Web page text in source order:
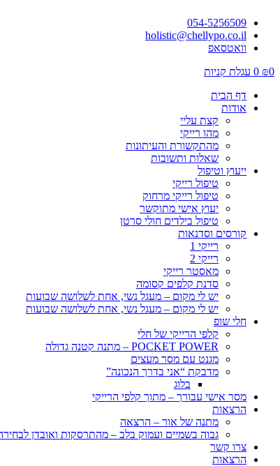
054-5256509
holistic@chellypo.co.il
וואטסאפ
₪0
0 עגלת קניות
דף הבית
אודות
קצת עליי
מהו רייקי
מהתקשורת והעיתונות
שאלות ותשובות
ייעוץ וטיפול
טיפול רייקי
טיפול רייקי מרחוק
יעוץ אישי מתוקשר
טיפול בילדים חולי סרטן
קורסים וסדנאות
רייקי 1
רייקי 2
מאסטר רייקי
סדנת קלפים קסומה
יש לי מקום – מעגל נשי, אחת לשלושה שבועות
יש לי מקום – מעגל נשי, אחת לשלושה שבועות
חלי שופ
קלפי הרייקי של חלי
POCKET POWER – מתנה קטנה גדולה
מגנט עם מסר מעצים
מדבקת “אני בדרך הנכונה”
בלוג
מסר אישי עבורך – מתוך קלפי הרייקי
הרצאות
מתנה של אור – הרצאה
גבוה בשמיים ועמוק בלב – מהתרסקות ואובדן
צרו קשר
הרצאות